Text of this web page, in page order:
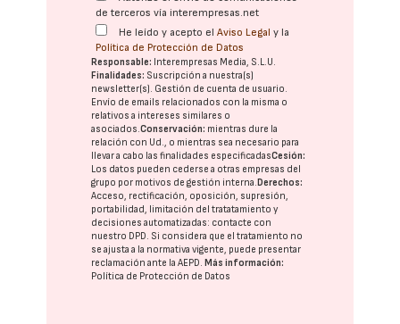
de terceros vía interempresas.net
He leído y acepto elAviso Legal y la
Política de Protección de Datos
Responsable: Interempresas Media, S.L.U.
Finalidades: Suscripción a nuestra(s)
newsletter(s). Gestión de cuenta de usuario.
Envío de emails relacionados con la misma o
relativos a intereses similares o
asociados.Conservación: mientras dure la
relación con Ud., o mientras sea necesario para
llevar a cabo las finalidades especificadasCesión:
Los datos pueden cederse a otras empresas del
grupo por motivos de gestión interna.Derechos:
Acceso, rectificación, oposición, supresión,
portabilidad, limitación del tratatamiento y
decisiones automatizadas: contacte con
nuestro DPD. Si considera que el tratamiento no
se ajusta a la normativa vigente, puede presentar
reclamación ante laAEPD.Más información:
Política de Protección de Datos